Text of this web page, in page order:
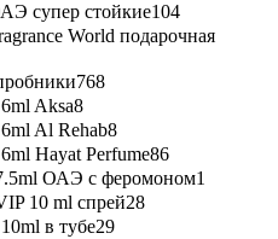
супер стойкие104
World подарочная
768
Aksa8
Al Rehab8
Hayat Perfume86
ОАЭ с феромоном1
10 ml спрей28
в тубе29